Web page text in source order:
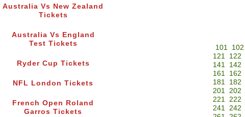
Australia Vs New Zealand
Tickets
Australia Vs England
Test Tickets
Ryder Cup Tickets
NFL London Tickets
French Open Roland
Garros Tickets
101 102
121
122
141
142
161
162
181
182
201 202
221 222
241 242